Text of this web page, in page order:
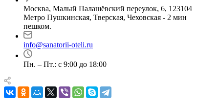
Москва, Малый Палашёвский переулок, 6, 123104
Метро Пушкинская, Тверская, Чеховская - 2 мин
пешком.
info@sanatorii-oteli.ru
Пн. – Пт.: с 9:00 до 18:00